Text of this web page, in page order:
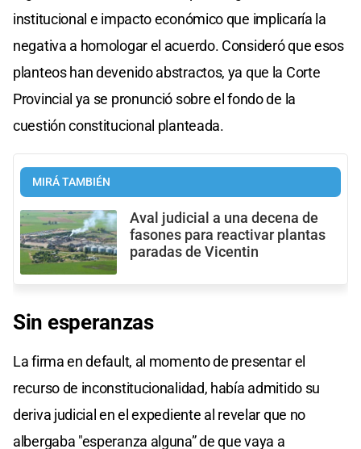
institucional e impacto económico que implicaría la
negativa a homologar el acuerdo. Consideró que esos
planteos han devenido abstractos, ya que la Corte
Provincial ya se pronunció sobre el fondo de la
cuestión constitucional planteada.
MIRÁ TAMBIÉN
Aval judicial a una decena de
fasones para reactivar plantas
paradas de Vicentin
Sin esperanzas
La firma en default, al momento de presentar el
recurso de inconstitucionalidad, había admitido su
deriva judicial en el expediente al revelar que no
albergaba "esperanza alguna” de que vaya a